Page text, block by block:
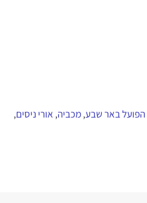
הפועל באר שבע,מכביה, אורי ניסים,